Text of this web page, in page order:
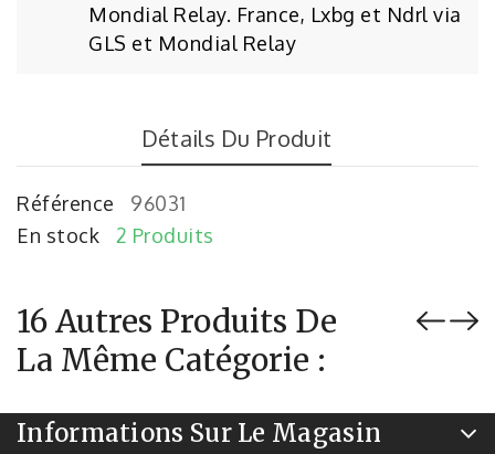
Mondial Relay. France, Lxbg et Ndrl via
GLS et Mondial Relay
Détails Du Produit
Référence
96031
En stock
2 Produits
16 Autres Produits De
La Même Catégorie :
Informations Sur Le Magasin